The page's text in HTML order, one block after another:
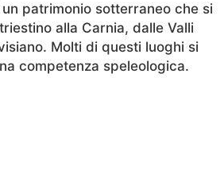
patrimonio sotterraneo che si
alla Carnia, dalle Valli
Molti di questi luoghi si
competenza speleologica.